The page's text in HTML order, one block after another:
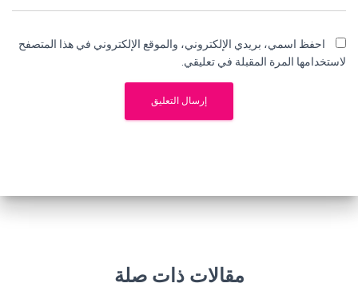
احفظ اسمي، بريدي الإلكتروني، والموقع الإلكتروني في هذا المتصفح
لاستخدامها المرة المقبلة في تعليقي.
مقالات ذات صلة